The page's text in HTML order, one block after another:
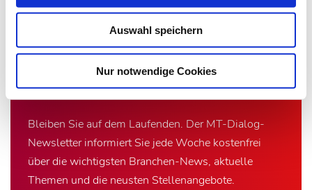
Auswahl speichern
Nur notwendige Cookies
Newsletter­anmeldung
Bleiben Sie auf dem Laufenden. Der MT-Dialog-
Newsletter informiert Sie jede Woche kostenfrei
über die wichtigsten Branchen-News, aktuelle
Themen und die neusten Stellenangebote.
Zur Übersicht